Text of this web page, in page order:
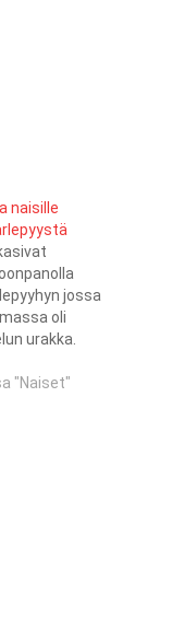
naisille
jossa
oli
urakka.
kun vielä
Iida Laine
"Naiset"